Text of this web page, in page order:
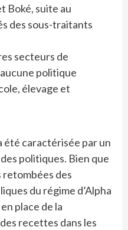
Boké, suite au
des sous-traitants
secteurs de
politique
élevage et
caractérisée par un
politiques. Bien que
des
du régime d’Alpha
place de la
recettes dans les